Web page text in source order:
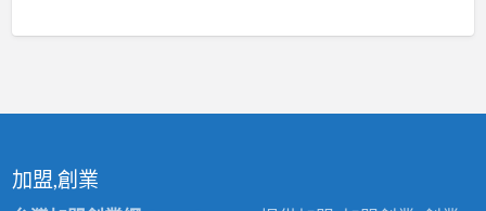
加盟,創業